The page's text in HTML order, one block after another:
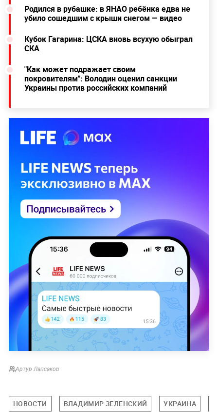
Родился в рубашке: в ЯНАО ребёнка едва не
убило сошедшим с крыши снегом — видео
Кубок Гагарина: ЦСКА вновь всухую обыграл
СКА
"Как может подражает своим
покровителям": Володин оценил санкции
Украины против российских компаний
Артур Лапсаков
НОВОСТИ ВЛАДИМИР ЗЕЛЕНСКИЙ УКРАИНА